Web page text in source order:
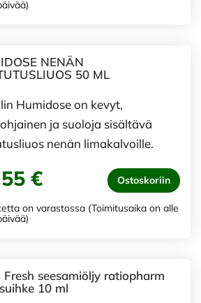
NENÄN
50 ML
Humidose on kevyt,
ja suoloja sisältävä
nenän limakalvoille.
€ Ostoskoriin
on varastossa (Toimitusaika on alle
Fresh seesamiöljy ratiopharm
10 ml